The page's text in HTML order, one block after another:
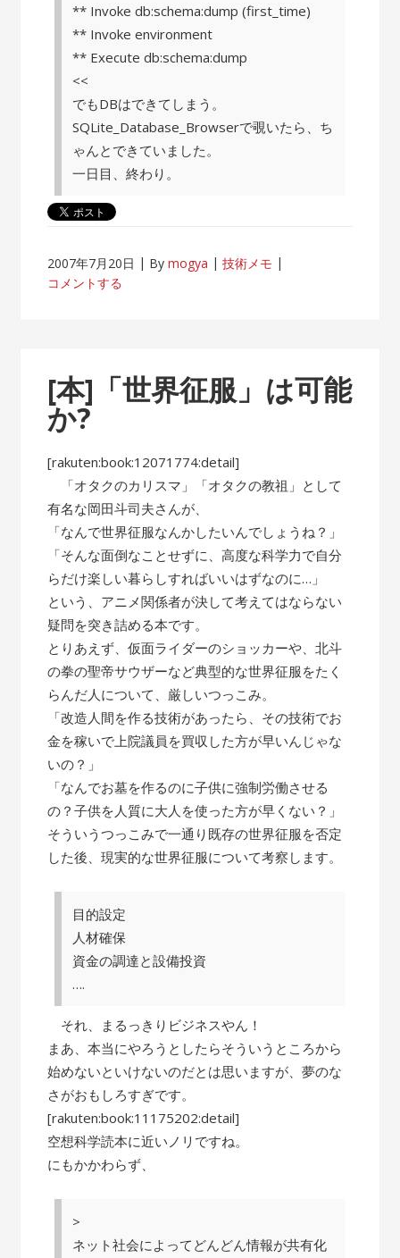
** Invoke db:schema:dump (first_time)
** Invoke environment
** Execute db:schema:dump
<<
でもDBはできてしまう。
SQLite_Database_Browserで覗いたら、ち
ゃんとできていました。
一日目、終わり。
2007年7月20日 Bymogya
技術メモ
コメントする
[本]「世界征服」は可能
か?
[rakuten:book:12071774:detail]
「オタクのカリスマ」「オタクの教祖」として
有名な岡田斗司夫さんが、
「なんで世界征服なんかしたいんでしょうね？」
「そんな面倒なことせずに、高度な科学力で自分
らだけ楽しい暮らしすればいいはずなのに…」
という、アニメ関係者が決して考えてはならない
疑問を突き詰める本です。
とりあえず、仮面ライダーのショッカーや、北斗
の拳の聖帝サウザーなど典型的な世界征服をたく
らんだ人について、厳しいつっこみ。
「改造人間を作る技術があったら、その技術でお
金を稼いで上院議員を買収した方が早いんじゃな
いの？」
「なんでお墓を作るのに子供に強制労働させる
の？子供を人質に大人を使った方が早くない？」
そういうつっこみで一通り既存の世界征服を否定
した後、現実的な世界征服について考察します。
目的設定
人材確保
資金の調達と設備投資
….
それ、まるっきりビジネスやん！
まあ、本当にやろうとしたらそういうところから
始めないといけないのだとは思いますが、夢のな
さがおもしろすぎです。
[rakuten:book:11175202:detail]
空想科学読本に近いノリですね。
にもかかわらず、
>
ネット社会によってどんどん情報が共有化